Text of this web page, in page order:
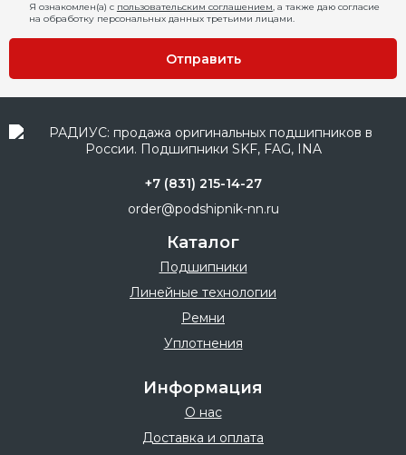
Я ознакомлен(а) с пользовательским соглашением, а также даю согласие
на обработку персональных данных третьими лицами.
Отправить
+7 (831) 215-14-27
order@podshipnik-nn.ru
Каталог
Подшипники
Линейные технологии
Ремни
Уплотнения
Информация
О нас
Доставка и оплата